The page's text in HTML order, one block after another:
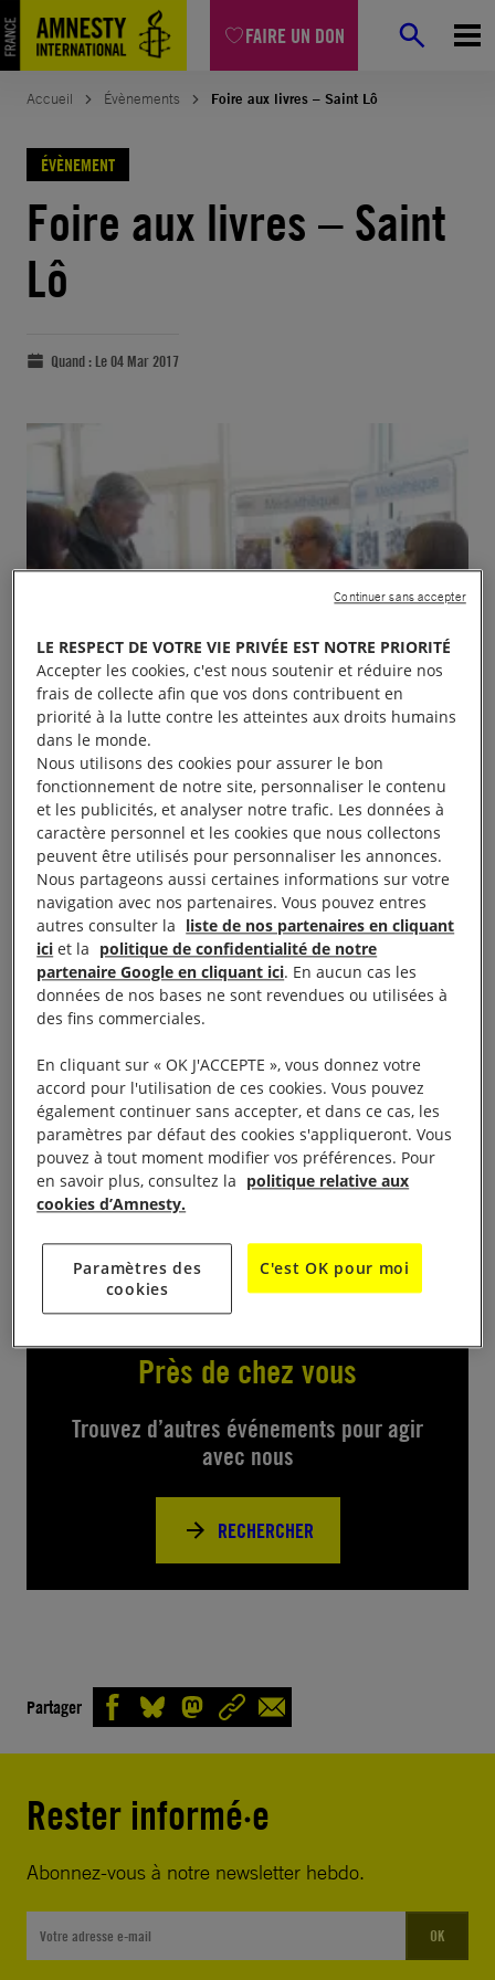
FAIRE UN DON
Accueil Évènements Foire aux livres – Saint Lô
ÉVÈNEMENT
Foire aux livres – Saint
Lô
Quand : Le 04 Mar 2017
Le groupe d’Amnesty International vous invite à sa
vente de livres d’occasion à très bon prix.
Présentation des actions du groupe, signatures de
pétitions,
de 9 h à 17 h 30 le samedi
à l’Espace Jean
Patounas, centre culturel, place du champ de Mars.
Contact :
Guy Burel 02 33 55 71 75
Près de chez vous
Trouvez d’autres événements pour agir
avec nous
RECHERCHER
Partager
Rester informé·e
Abonnez-vous à notre newsletter hebdo.
OK
LE RESPECT DE VOTRE VIE PRIVÉE EST NOTRE PRIORITÉ
Accepter les cookies, c'est nous soutenir et réduire nos
frais de collecte afin que vos dons contribuent en
priorité à la lutte contre les atteintes aux droits humains
dans le monde.
Nous utilisons des cookies pour assurer le bon
fonctionnement de notre site, personnaliser le contenu
et les publicités, et analyser notre trafic. Les données à
caractère personnel et les cookies que nous collectons
peuvent être utilisés pour personnaliser les annonces.
Nous partageons aussi certaines informations sur votre
navigation avec nos partenaires. Vous pouvez entres
autres consulter la liste de nos partenaires en cliquant
ici et la politique de confidentialité de notre
partenaire Google en cliquant ici. En aucun cas les
données de nos bases ne sont revendues ou utilisées à
des fins commerciales.
En cliquant sur « OK J'ACCEPTE », vous donnez votre
accord pour l'utilisation de ces cookies. Vous pouvez
également continuer sans accepter, et dans ce cas, les
paramètres par défaut des cookies s'appliqueront. Vous
pouvez à tout moment modifier vos préférences. Pour
en savoir plus, consultez la politique relative aux
cookies d’Amnesty.
Paramètres des
cookies
C'est OK pour moi
Continuer sans accepter